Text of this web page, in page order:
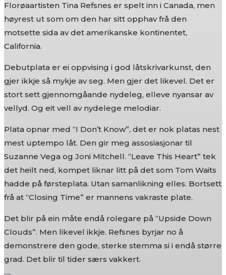
Florøaartisten Tina Refsnes er spelt inn i Canada, men
høyrest ut som om den har sitt opphav frå den
motsette sida av det amerikanske kontinentet,
California.
Debutplata er ei oppvising i god låtskrivarkunst, den
gjer ikkje så mykje av seg. Men gjer det likevel. Det er
stort sett gjennomgåande nydeleg, elleve nyansar av
vellyd. Og eit vell av nydelege melodiar.
Plata opnar med “I Don’t Know”, det er nok platas nest
mest uptempo låt. Den gir meg assosiasjonar til
Suzanne Vega og Joni Mitchell. “Leave This Heart” tek
det heilt ned, kompet liknar litt på det som Tom Waits
hadde på førsteplata. Utan samanlikning elles. Bortsett
frå at “Closing Time” er mannens vakraste plate.
Det blir på ein måte endå rolegare på “Upside Down
Clouds”. Men likevel ikkje. Refsnes byrjar no å
demonstrere den gode, sterke stemma si i endå større
grad. Det blir til tider særs vakkert.